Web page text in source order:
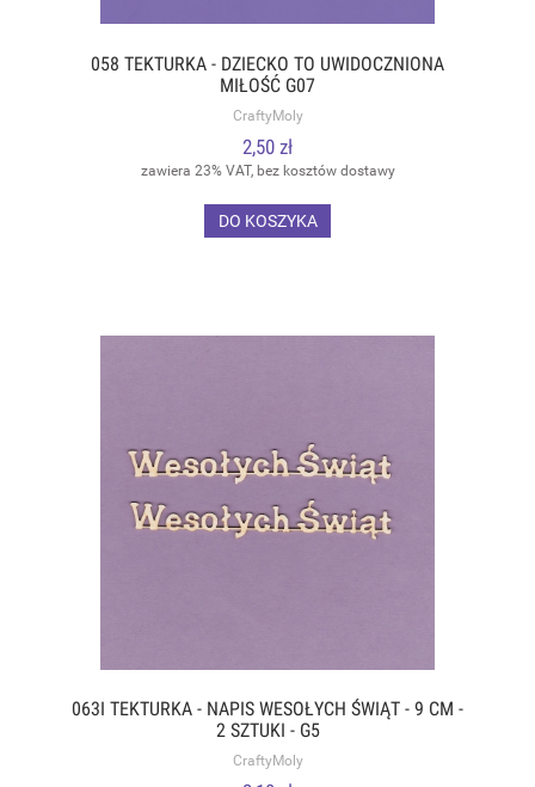
058 TEKTURKA - DZIECKO TO UWIDOCZNIONA
MIŁOŚĆ G07
CraftyMoly
2,50 zł
zawiera 23% VAT, bez kosztów dostawy
DO KOSZYKA
063I TEKTURKA - NAPIS WESOŁYCH ŚWIĄT - 9 CM -
2 SZTUKI - G5
CraftyMoly